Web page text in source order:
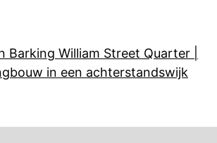
Barking William Street Quarter |
in een achterstandswijk